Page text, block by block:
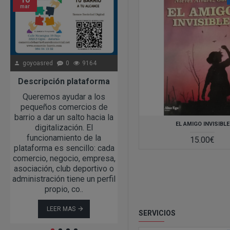
mar
goyoasred 0 9164
Descripción plataforma
Queremos ayudar a los
pequeños comercios de
barrio a dar un salto hacia la
digitalización. El
funcionamiento de la
plataforma es sencillo: cada
comercio, negocio, empresa,
asociación, club deportivo o
administración tiene un perfil
propio, co..
LEER MAS
18136
1 Sorteo Gasta y Gana en tu Barrio
Siguiendo con nuestro
a los comercios de
proximidad y los barrios,
desde www.comercio-
barrio.com os anunciamos el
LEER MAS
EL AMIGO INVISIBLE
15.00€
SERVICIOS